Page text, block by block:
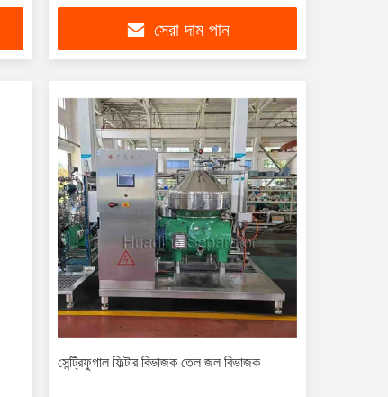
ডিজাইন
সেরা দাম পান
সেন্ট্রিফুগাল ফিল্টার বিভাজক তেল জল বিভাজক